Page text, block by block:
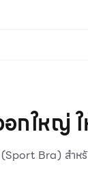
กใหญ่
(Sport Bra) สำ